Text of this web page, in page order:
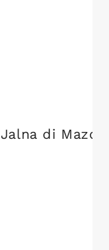
Jalna di Mazo